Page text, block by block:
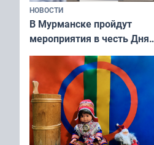
НОВОСТИ
В Мурманске пройдут
мероприятия в честь Дня
физкультурника